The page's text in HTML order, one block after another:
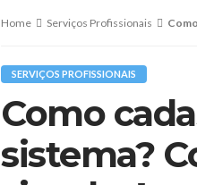
Home Serviços Profissionais Como
SERVIÇOS PROFISSIONAIS
Como
sistema?